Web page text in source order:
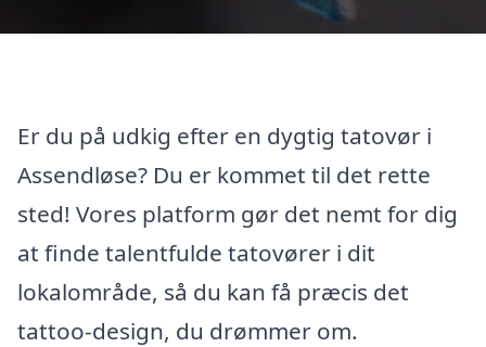
Er du på udkig efter en dygtig tatovør i
Assendløse? Du er kommet til det rette
sted! Vores platform gør det nemt for dig
at finde talentfulde tatovører i dit
lokalområde, så du kan få præcis det
tattoo-design, du drømmer om.